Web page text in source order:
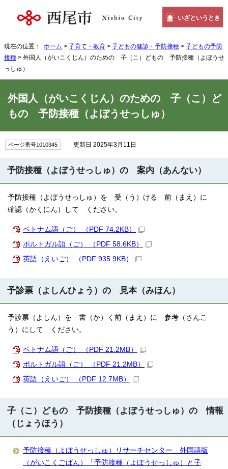
いざというとき
現在の位置： ホーム > 子育て・教育 > 子どもの健診・予防接種 > 子どもの予防
接種 > 外国人（がいこくじん）のための 子（こ）どもの 予防接種（よぼうせ
っしゅ）
外国人（がいこくじん）のための 子（こ）ど
もの 予防接種（よぼうせっしゅ）
ページ番号1010345 更新日 2025年3月11日
予防接種（よぼうせっしゅ）の 案内（あんない）
予防接種（よぼうせっしゅ）を 受（う）ける 前（まえ）に
確認（かくにん）して ください。
ベトナム語（ご） （PDF 74.2KB）
ポルトガル語（ご） （PDF 58.6KB）
英語（えいご） （PDF 935.9KB）
予診票（よしんひょう）の 見本（みほん）
予診票（よしん）を 書（か）く前（まえ）に 参考（さんこ
う）にして ください。
ベトナム語（ご） （PDF 21.2MB）
ポルトガル語（ご） （PDF 21.2MB）
英語（えいご） （PDF 12.7MB）
子（こ）どもの 予防接種（よぼうせっしゅ）の 情報
（じょうほう）
予防接種（よぼうせっしゅ）リサーチセンター 外国語版
（がいこくごばん）「予防接種（よぼうせっしゅ）と子